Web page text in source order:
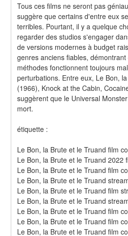
Tous ces films ne seront pas
suggère que certains d'entre eux
terribles. Pourtant, il y a quelque
regarder des studios s'engager
de versions modernes à budget
genres anciens fiables,
méthodes fonctionnent toujours
perturbations. Entre eux, Le Bon,
(1966), Knock at the Cabin,
suggèrent que le Universal
mort.
étiquette :
Le Bon, la Brute et le Truand film
Le Bon, la Brute et le Truand 2022
Le Bon, la Brute et le Truand film
Le Bon, la Brute et le Truand
Le Bon, la Brute et le Truand film
Le Bon, la Brute et le Truand
Le Bon, la Brute et le Truand film
Le Bon, la Brute et le Truand film
Le Bon, la Brute et le Truand film